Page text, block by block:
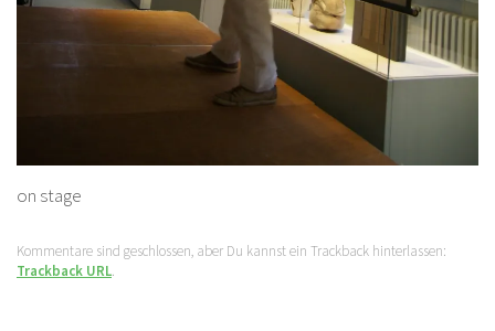
on stage
Kommentare sind geschlossen, aber Du kannst ein Trackback hinterlassen:
Trackback URL.